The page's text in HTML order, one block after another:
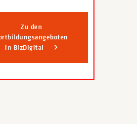
Zu den
in BizDigital